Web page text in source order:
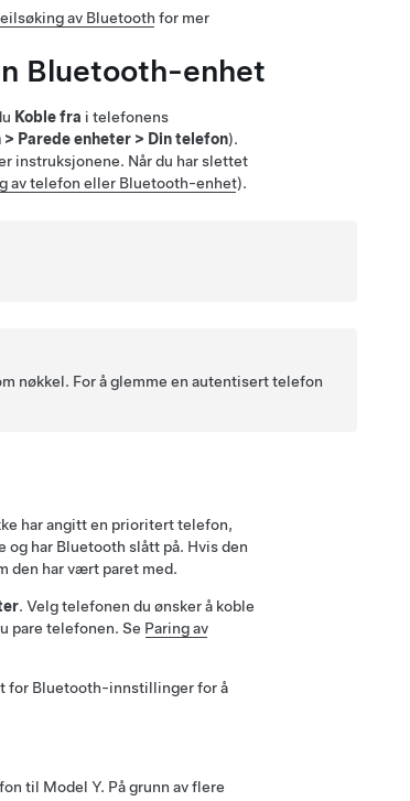
av Bluetooth for mer
Bluetooth-enhet
Koble fra i telefonens
> Parede enheter > Din telefon).
instruksjonene. Når du har slettet
av telefon eller Bluetooth-enhet).
nøkkel. For å glemme en autentisert telefon
har angitt en prioritert telefon,
har Bluetooth slått på. Hvis den
den har vært paret med.
. Velg telefonen du ønsker å koble
pare telefonen. Se Paring av
for Bluetooth-innstillinger for å
til Model Y. På grunn av flere